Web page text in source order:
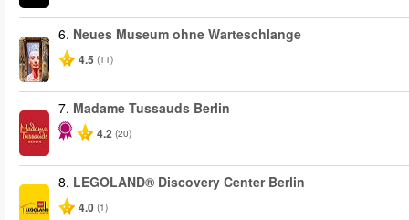
6. Neues Museum ohne Warteschlange
4.5 (11)
7. Madame Tussauds Berlin
4.2 (20)
8. LEGOLAND® Discovery Center Berlin
4.0 (1)